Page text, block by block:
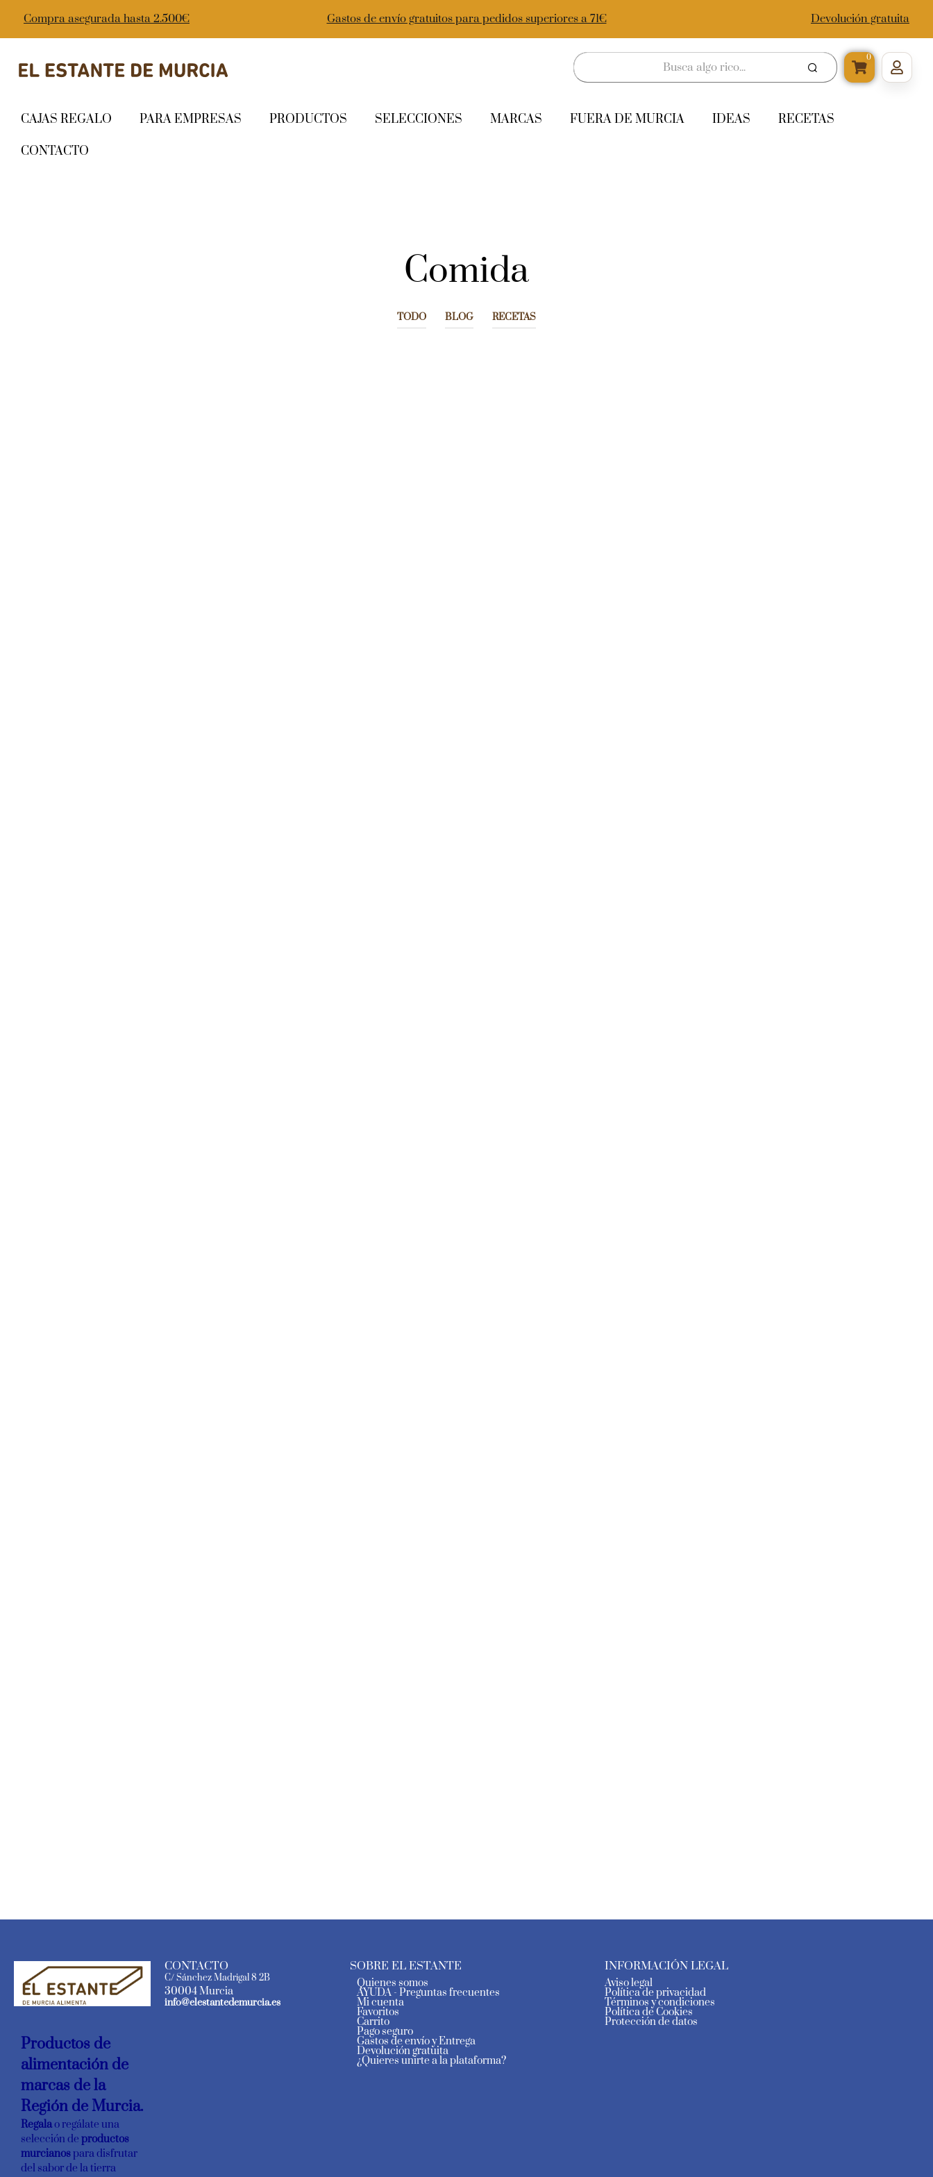
Compra asegurada hasta 2.500€ Gastos de envío gratuitos para pedidos superiores a 71€ Devolución gratuita
0
CAJAS REGALO PARA EMPRESAS PRODUCTOS SELECCIONES MARCAS FUERA DE MURCIA IDEAS RECETAS
CONTACTO
Comida
TODO BLOG RECETAS
Productos de
alimentación de
marcas de la
Región de Murcia.
Regalao regálate una
selección de productos
murcianospara disfrutar
del sabor de la tierra
CONTACTO
C/ Sánchez Madrigal 8 2B
30004 Murcia
info@elestantedemurcia.es
SOBRE EL ESTANTE
Quienes somos
AYUDA - Preguntas frecuentes
Mi cuenta
Favoritos
Carrito
Pago seguro
Gastos de envío y Entrega
Devolución gratuita
¿Quieres unirte a la plataforma?
INFORMACIÓN LEGAL
Aviso legal
Política de privacidad
Términos y condiciones
Política de Cookies
Protección de datos